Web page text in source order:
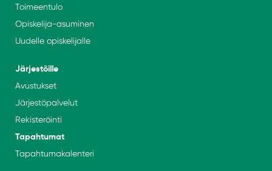
Toimeentulo
Opiskelija-asuminen
Uudelle opiskelijalle
Järjestöille
Avustukset
Järjestöpalvelut
Rekisteröinti
Tapahtumat
Tapahtumakalenteri